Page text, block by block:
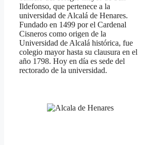
Ildefonso, que pertenece a la
universidad de Alcalá de Henares.
Fundado en 1499 por el Cardenal
Cisneros como origen de la
Universidad de Alcalá histórica, fue
colegio mayor hasta su clausura en el
año 1798. Hoy en día es sede del
rectorado de la universidad.